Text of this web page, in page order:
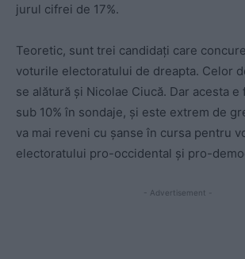
jurul cifrei de 17%.
Teoretic, sunt trei candidați care
voturile electoratului de dreapta. Celor
se alătură și Nicolae Ciucă. Dar acesta
sub 10% în sondaje, și este extrem de
va mai reveni cu șanse în cursa pentru
electoratului pro-occidental și pro-
- Advertisement -